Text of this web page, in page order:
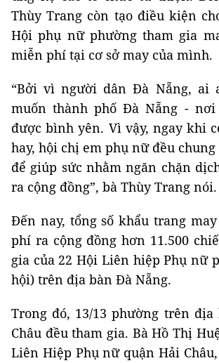
Thùy Trang còn tạo điều kiện
Hội phụ nữ phường tham gia
miễn phí tại cơ sở may của mình.
“Bởi vì người dân Đà Nẵng, ai
muốn thành phố Đà Nẵng - nơi
được bình yên. Vì vậy, ngay khi
hay, hội chị em phụ nữ đều
để giúp sức nhằm ngăn chặn
ra cộng đồng”, bà Thùy Trang nói.
Đến nay, tổng số khẩu trang
phí ra cộng đồng hơn 11.500
gia của 22 Hội Liên hiệp Phụ nữ
hội) trên địa bàn Đà Nẵng.
Trong đó, 13/13 phường trên
Châu đều tham gia. Bà Hồ Thị
Liên Hiệp Phụ nữ quận Hải